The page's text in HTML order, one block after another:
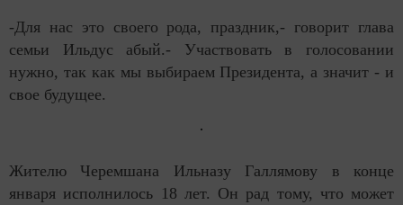
-Для нас это своего рода, праздник,- говорит глава
семьи Ильдус абый.- Участвовать в голосовании
нужно, так как мы выбираем Президента, а значит - и
свое будущее.
Жителю Черемшана Ильназу Галлямову в конце
января исполнилось 18 лет. Он рад тому, что может